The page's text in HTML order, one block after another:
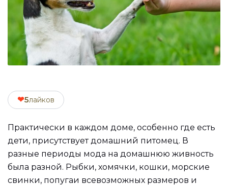
❤5лайков
Практически в каждом доме, особенно где есть
дети, присутствует домашний питомец. В
разные периоды мода на домашнюю живность
была разной. Рыбки, хомячки, кошки, морские
свинки, попугаи всевозможных размеров и